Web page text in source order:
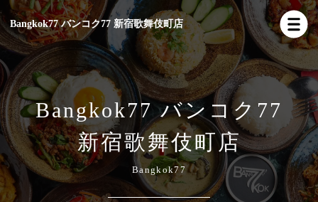
Bangkok77 バンコク77 新宿歌舞伎町店
Bangkok77 バンコク77
新宿歌舞伎町店
Bangkok77